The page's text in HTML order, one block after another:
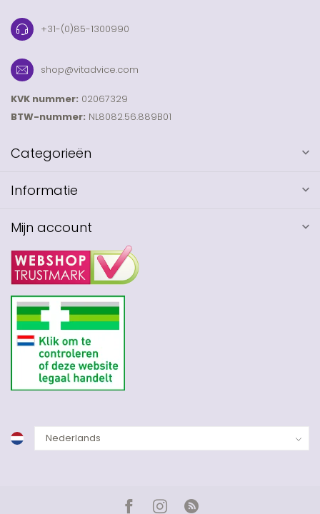
+31-(0)85-1300990
shop@vitadvice.com
KVK nummer: 02067329
BTW-nummer: NL8082.56.889B01
Categorieën
Informatie
Mijn account